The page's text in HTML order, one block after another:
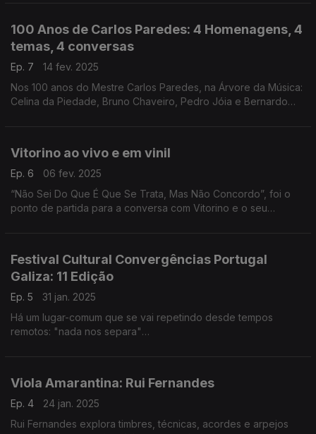
100 Anos de Carlos Paredes: 4 Homenagens, 4
temas, 4 conversas
Ep. 7
14 fev. 2025
Nos 100 anos do Mestre Carlos Paredes, na Árvore da Música:
Celina da Piedade, Bruno Chaveiro, Pedro Jóia e Bernardo
Vitorino ao vivo e em vinil
Ep. 6
06 fev. 2025
“Não Sei Do Que É Que Se Trata, Mas Não Concordo”, foi o
ponto de partida para a conversa com Vitorino e o seu
Festival Cultural Convergências Portugal
Galiza: 11 Edição
Ep. 5
31 jan. 2025
Há um lugar-comum que se vai repetindo desde tempos
remotos: "nada nos separa"
Viola Amarantina: Rui Fernandes
Ep. 4
24 jan. 2025
Rui Fernandes explora timbres, técnicas, acordes e arpejos